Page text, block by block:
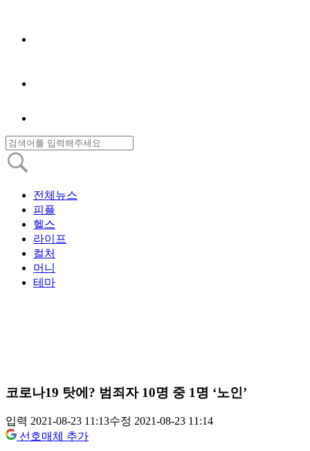
전체뉴스
피플
헬스
라이프
컬처
머니
테마
코로나19 탓에? 범죄자 10명 중 1명 ‘노인’
입력 2021-08-23 11:13수정 2021-08-23 11:14
선호매체 추가